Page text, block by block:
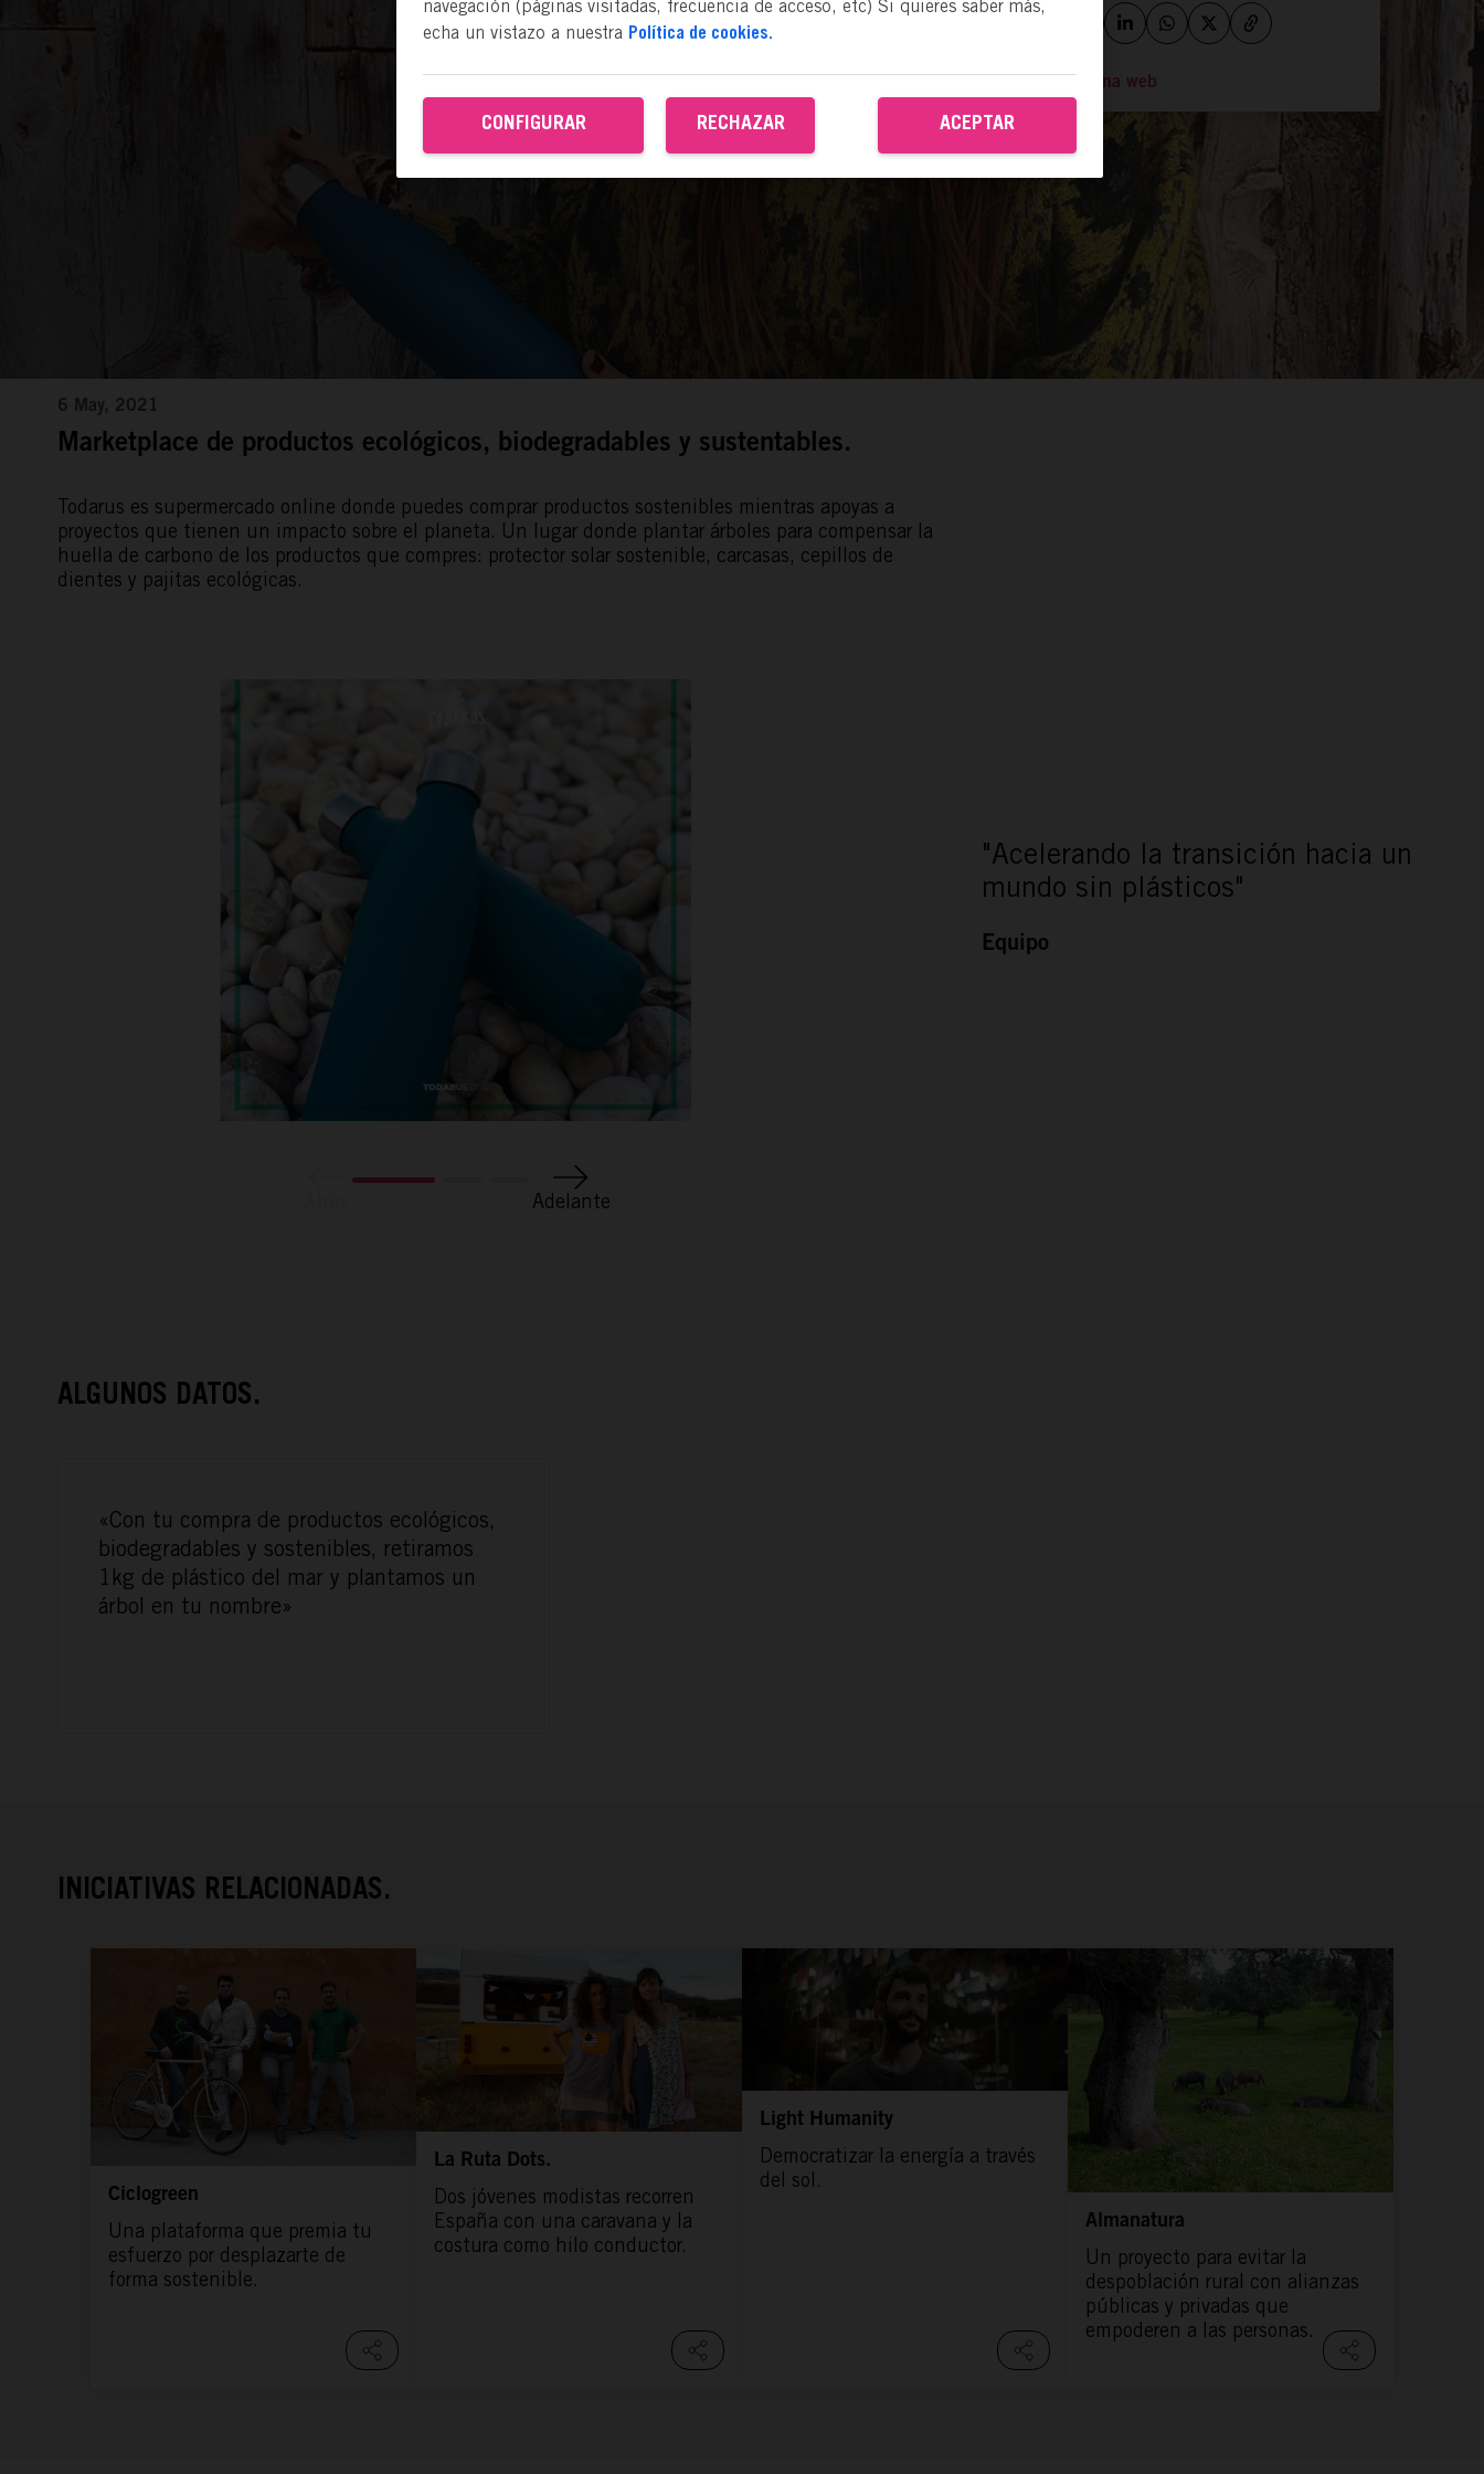
Ir a la página web
6 May, 2021
Marketplace de productos ecológicos, biodegradables y sustentables.
Todarus es supermercado online donde puedes comprar productos sostenibles mientras apoyas a
proyectos que tienen un impacto sobre el planeta. Un lugar donde plantar árboles para compensar la
huella de carbono de los productos que compres: protector solar sostenible, carcasas, cepillos de
dientes y pajitas ecológicas.
Adelante
"Acelerando la transición hacia un
mundo sin plásticos"
Equipo
ALGUNOS DATOS.
«Con tu compra de productos ecológicos,
biodegradables y sostenibles, retiramos
1kg de plástico del mar y plantamos un
árbol en tu nombre»
INICIATIVAS RELACIONADAS.
Ciclogreen
Una plataforma que premia tu
esfuerzo por desplazarte de
forma sostenible.
La Ruta Dots.
Dos jóvenes modistas recorren
España con una caravana y la
costura como hilo conductor.
Light Humanity
Democratizar la energía a través
del sol.
Almanatura
Un proyecto para evitar la
despoblación rural con alianzas
públicas y privadas que
empoderen a las personas.
navegación (páginas visitadas, frecuencia de acceso, etc) Si quieres saber más,
echa un vistazo a nuestra Política de cookies.
RECHAZAR ACEPTAR
CONFIGURAR